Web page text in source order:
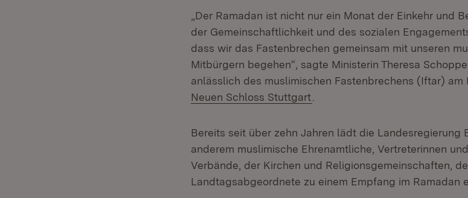
„Der Ramadan ist nicht nur ein Monat der Einkehr und
der Gemeinschaftlichkeit und des sozialen
dass wir das Fastenbrechen gemeinsam mit unseren
Mitbürgern begehen“, sagte Ministerin Theresa
anlässlich des muslimischen Fastenbrechens (Iftar) am
Neuen Schloss Stuttgart
Bereits seit über zehn Jahren lädt die Landesregierung
anderem muslimische Ehrenamtliche, Vertreterinnen
Verbände, der Kirchen und Religionsgemeinschaften,
Landtagsabgeordnete zu einem Empfang im Ramadan